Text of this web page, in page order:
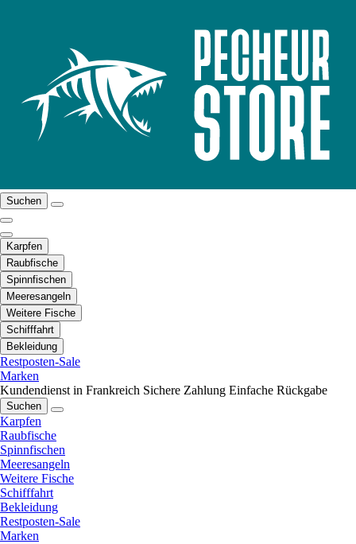
Suchen
Karpfen
Raubfische
Spinnfischen
Meeresangeln
Weitere Fische
Schifffahrt
Bekleidung
Restposten-Sale
Marken
Kundendienst in Frankreich Sichere Zahlung Einfache Rückgabe
Suchen
Karpfen
Raubfische
Spinnfischen
Meeresangeln
Weitere Fische
Schifffahrt
Bekleidung
Restposten-Sale
Marken